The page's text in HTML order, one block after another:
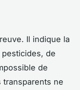
Il indique la
de
de
transparents ne